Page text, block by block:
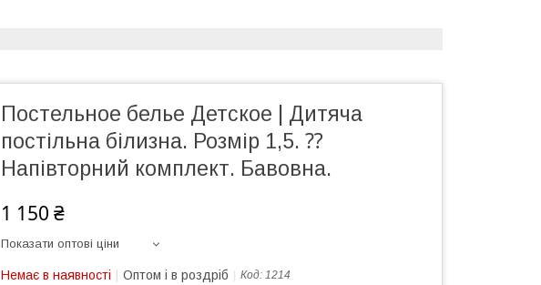
Постельное белье Детское | Дитяча
постільна білизна. Розмір 1,5. ⁇
Напівторний комплект. Бавовна.
1 150 ₴
Показати оптові ціни
Немає в наявності Оптом і в роздріб Код: 1214